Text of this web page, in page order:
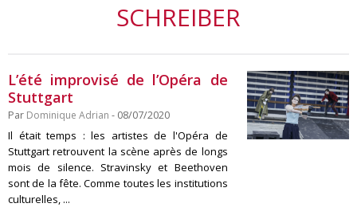
SCHREIBER
L’été improvisé de l’Opéra de
Stuttgart
Par Dominique Adrian - 08/07/2020
Il était temps : les artistes de l'Opéra de
Stuttgart retrouvent la scène après de longs
mois de silence. Stravinsky et Beethoven
sont de la fête. Comme toutes les institutions
culturelles, ...